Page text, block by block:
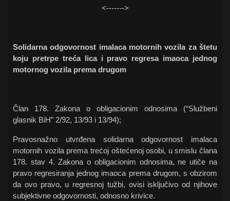
<------->
Solidarna odgovornost imalaca motornih vozila za štetu
koju pretrpe treća lica i pravo regresa imaoca jednog
motornog vozila prema drugom
Član 178. Zakona o obligacionim odnosima (“Službeni
glasnik BiH” 2/92, 13/93 i 13/94);
Pravosnažno utvrđena solidarna odgovornost imalaca
motornih vozila prema trećoj oštećenoj osobi, u smislu člana
178. stav 4. Zakona o obligacionim odnosima, ne utiče na
pravo regresiranja jednog imaoca prema drugom, s obzirom
da ovo pravo, u regresnoj tužbi, ovisi isključivo od njihove
subjektivne odgovornosti, odnosno krivice.